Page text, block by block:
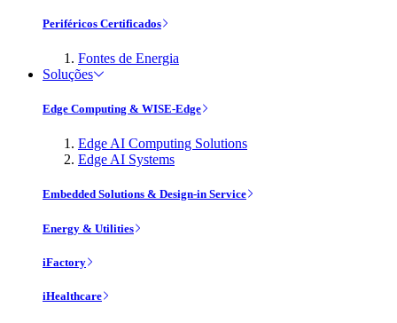
Periféricos Certificados
Fontes de Energia
Soluções
Edge Computing & WISE-Edge
Edge AI Computing Solutions
Edge AI Systems
Embedded Solutions & Design-in Service
Energy & Utilities
iFactory
iHealthcare